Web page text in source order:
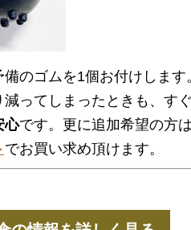
のゴムを1個お付けします
ってしまったときも、す
心です。更に追加希望の方は
でお買い求め頂けます。